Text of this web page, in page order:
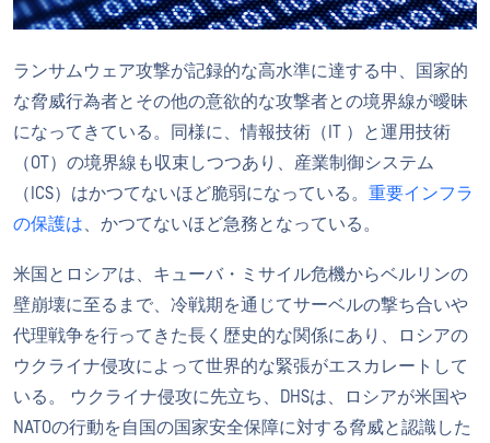
ランサムウェア攻撃が記録的な高水準に達する中、国家的
な脅威行為者とその他の意欲的な攻撃者との境界線が曖昧
になってきている。同様に、情報技術（IT ）と運用技術
（OT）の境界線も収束しつつあり、産業制御システム
（ICS）はかつてないほど脆弱になっている。 重要インフラ
の保護は、かつてないほど急務となっている。
米国とロシアは、キューバ・ミサイル危機からベルリンの
壁崩壊に至るまで、冷戦期を通じてサーベルの撃ち合いや
代理戦争を行ってきた長く歴史的な関係にあり、ロシアの
ウクライナ侵攻によって世界的な緊張がエスカレートして
いる。 ウクライナ侵攻に先立ち、DHSは、ロシアが米国や
NATOの行動を自国の国家安全保障に対する脅威と認識した